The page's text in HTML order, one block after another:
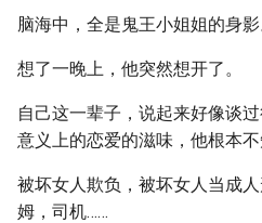
脑海中，全是鬼王小姐姐的身影
想了一晚上，他突然想开了。
自己这一辈子，说起来好像谈
意义上的恋爱的滋味，他根本不
被坏女人欺负，被坏女人当成
姆，司机……